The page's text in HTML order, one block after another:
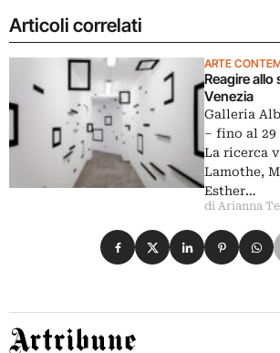
Articoli correlati
ARTE
Reagire allo
Venezia
Galleria
‒ fino al 29
La ricerca
Lamothe,
Esther…
di Arianna
Condividi su Facebook
Condividi su X
Condividi su
Condividi
Artribune